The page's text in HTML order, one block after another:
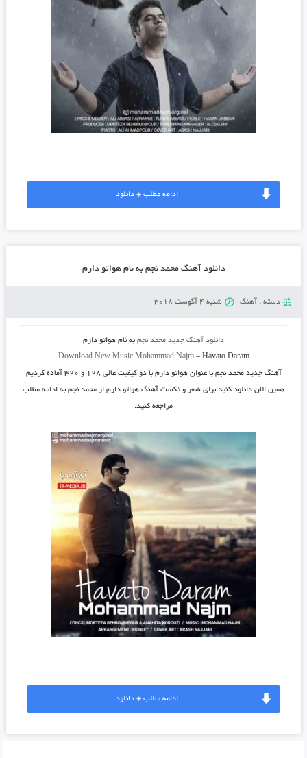
ادامه مطلب + دانلود
دانلود آهنگ محمد نجم به نام هواتو دارم
دسته : آهنگ شنبه 4 آگوست 2018
دانلود آهنگ جدید محمد نجمبه نام هواتو دارم
Download New Music Mohammad Najm– Havato Daram
آهنگ جدیدمحمد نجم با عنوانهواتو دارم با دو کیفیت عالی ۱۲۸ و ۳۲۰ آماده کردیم
همین الان دانلود کنید برای شعر و تکست آهنگ هواتو دارم از محمد نجم به ادامه مطلب
مراجعه کنید.
ادامه مطلب + دانلود